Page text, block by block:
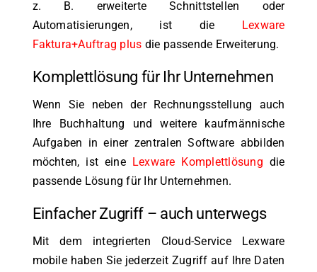
z. B. erweiterte Schnittstellen oder
Automatisierungen, ist die
Lexware
Faktura+Auftrag plus die passende Erweiterung.
Komplettlösung für Ihr Unternehmen
Wenn Sie neben der Rechnungsstellung auch
Ihre Buchhaltung und weitere kaufmännische
Aufgaben in einer zentralen Software abbilden
möchten, ist eine Lexware Komplettlösung die
passende Lösung für Ihr Unternehmen.
Einfacher Zugriff – auch unterwegs
Mit dem integrierten Cloud-Service Lexware
mobile haben Sie jederzeit Zugriff auf Ihre Daten